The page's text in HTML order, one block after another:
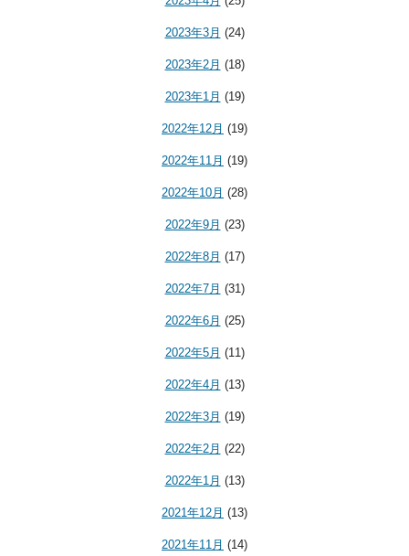
2023年3月 (24)
2023年2月 (18)
2023年1月 (19)
2022年12月 (19)
2022年11月 (19)
2022年10月 (28)
2022年9月 (23)
2022年8月 (17)
2022年7月 (31)
2022年6月 (25)
2022年5月 (11)
2022年4月 (13)
2022年3月 (19)
2022年2月 (22)
2022年1月 (13)
2021年12月 (13)
2021年11月 (14)